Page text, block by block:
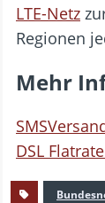
LTE-Netz
Regionen
Mehr
DSL